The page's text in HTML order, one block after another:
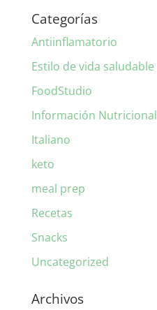
Categorías
Antiinflamatorio
Estilo de vida saludable
FoodStudio
Información Nutricional
Italiano
keto
meal prep
Recetas
Snacks
Uncategorized
Archivos